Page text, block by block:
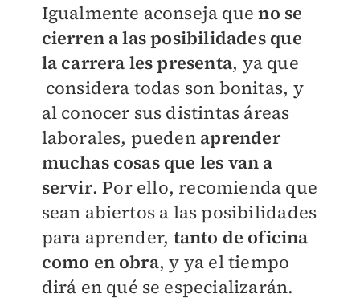
Igualmente aconseja queno se
cierren a las posibilidades que
la carrera les presenta, ya que
considera todas son bonitas, y
al conocer sus distintas áreas
laborales, puedenaprender
muchas cosas que les van a
servir. Por ello, recomienda que
sean abiertos a las posibilidades
para aprender, tanto de oficina
como en obra, y ya el tiempo
dirá en qué se especializarán.